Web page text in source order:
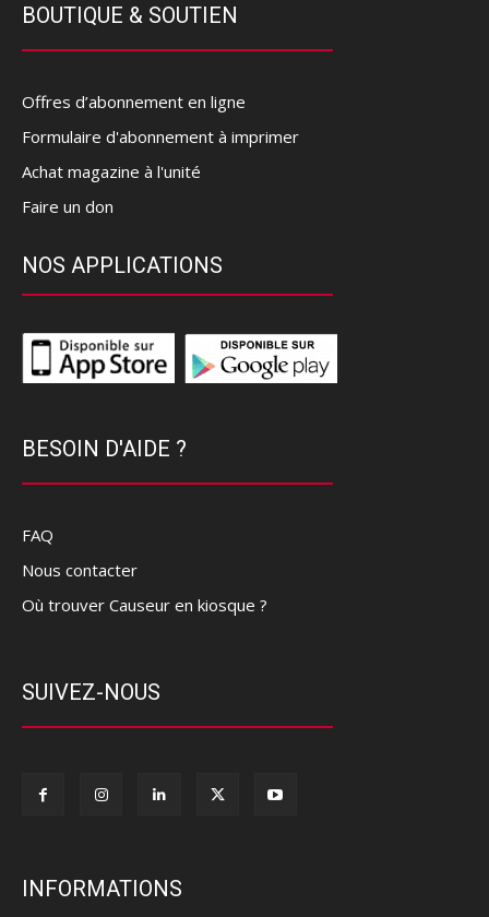
BOUTIQUE & SOUTIEN
Offres d’abonnement en ligne
Formulaire d'abonnement à imprimer
Achat magazine à l'unité
Faire un don
NOS APPLICATIONS
BESOIN D'AIDE ?
FAQ
Nous contacter
Où trouver Causeur en kiosque ?
SUIVEZ-NOUS
INFORMATIONS